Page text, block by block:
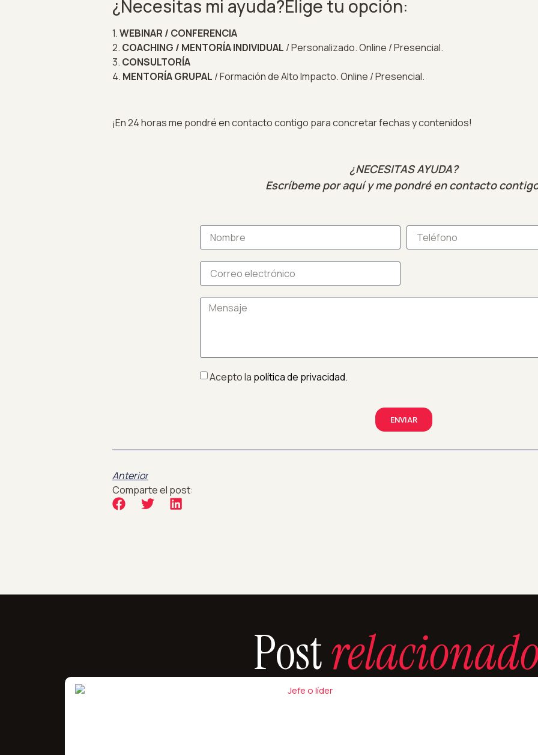
¿Necesitas mi ayuda?Elige tu opción:
1.WEBINAR / CONFERENCIA
2. COACHING / MENTORÍA INDIVIDUAL / Personalizado. Online / Presencial.
3. CONSULTORÍA
4. MENTORÍA GRUPAL / Formación de Alto Impacto. Online / Presencial.
¡En 24 horas me pondré en contacto contigo para concretar fechas y contenidos!
¿NECESITAS AYUDA?
Escríbeme por aquí y me pondré en contacto
Acepto la política de privacidad.
ENVIAR
Anterior
Comparte el post:
Post